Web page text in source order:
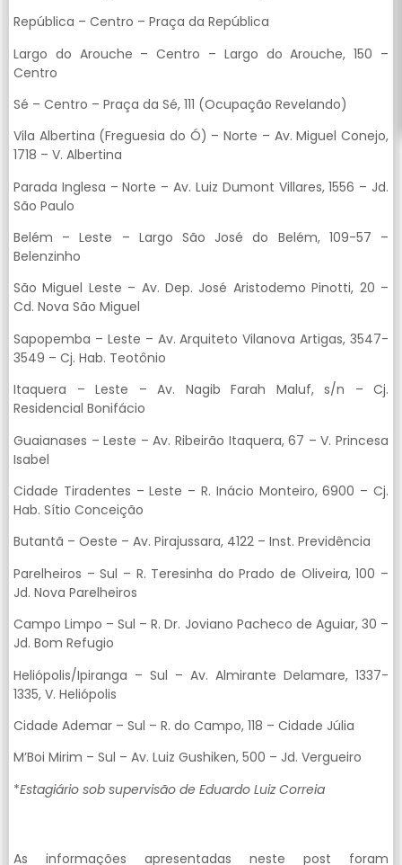
República – Centro – Praça da República
Largo do Arouche – Centro – Largo do Arouche, 150 –
Centro
Sé – Centro – Praça da Sé, 111 (Ocupação Revelando)
Vila Albertina (Freguesia do Ó) – Norte – Av. Miguel Conejo,
1718 – V. Albertina
Parada Inglesa – Norte – Av. Luiz Dumont Villares, 1556 – Jd.
São Paulo
Belém – Leste – Largo São José do Belém, 109-57 –
Belenzinho
São Miguel Leste – Av. Dep. José Aristodemo Pinotti, 20 –
Cd. Nova São Miguel
Sapopemba – Leste – Av. Arquiteto Vilanova Artigas, 3547-
3549 – Cj. Hab. Teotônio
Itaquera – Leste – Av. Nagib Farah Maluf, s/n – Cj.
Residencial Bonifácio
Guaianases – Leste – Av. Ribeirão Itaquera, 67 – V. Princesa
Isabel
Cidade Tiradentes – Leste – R. Inácio Monteiro, 6900 – Cj.
Hab. Sítio Conceição
Butantã – Oeste – Av. Pirajussara, 4122 – Inst. Previdência
Parelheiros – Sul – R. Teresinha do Prado de Oliveira, 100 –
Jd. Nova Parelheiros
Campo Limpo – Sul – R. Dr. Joviano Pacheco de Aguiar, 30 –
Jd. Bom Refugio
Heliópolis/Ipiranga – Sul – Av. Almirante Delamare, 1337-
1335, V. Heliópolis
Cidade Ademar – Sul – R. do Campo, 118 – Cidade Júlia
M’Boi Mirim – Sul – Av. Luiz Gushiken, 500 – Jd. Vergueiro
*Estagiário sob supervisão de Eduardo Luiz Correia
As informações apresentadas neste post foram